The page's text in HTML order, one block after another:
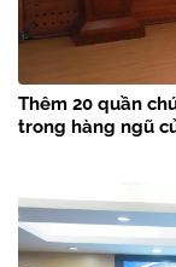
Thêm 20 quần
trong hàng ngũ